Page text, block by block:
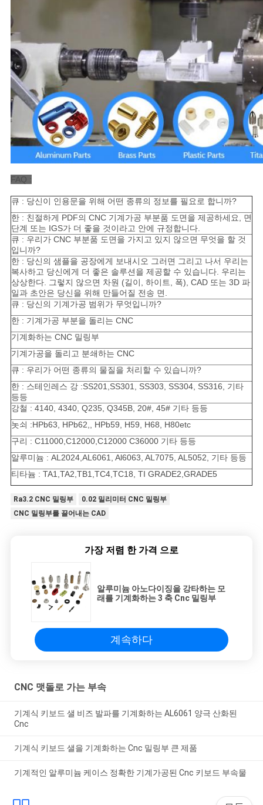
FAQ :
큐 : 당신이 인용문을 위해 어떤 종류의 정보를 필요로 합니까?
한 : 친절하게 PDF의 CNC 기계가공 부분품 도면을 제공하세요, 면
단계 또는 IGS가 더 좋을 것이라고 안에 규정합니다.
큐 : 우리가 CNC 부분품 도면을 가지고 있지 않으면 무엇을 할 것
입니까?
한 : 당신의 샘플을 공장에게 보내시오 그러면 그리고 나서 우리는
복사하고 당신에게 더 좋은 솔루션을 제공할 수 있습니다. 우리는
상상한다. 그렇지 않으면 차원 (길이, 하이트, 폭), CAD 또는 3D 파
일과 초안은 당신을 위해 만들어질 전송 면.
큐 : 당신의 기계가공 범위가 무엇입니까?
한 : 기계가공 부분을 돌리는 CNC
기계화하는 CNC 밀링부
기계가공을 돌리고 분쇄하는 CNC
큐 : 우리가 어떤 종류의 물질을 처리할 수 있습니까?
한 : 스테인레스 강 :SS201,SS301, SS303, SS304, SS316, 기타
등등
강철 : 4140, 4340, Q235, Q345B, 20#, 45# 기타 등등
놋쇠 :HPb63, HPb62,, HPb59, H59, H68, H80etc
구리 : C11000,C12000,C12000 C36000 기타 등등
알루미늄 : AL2024,AL6061, Al6063, AL7075, AL5052, 기타 등등
티타늄 : TA1,TA2,TB1,TC4,TC18, TI GRADE2,GRADE5
Ra3.2 CNC 밀링부
0.02 밀리미터 CNC 밀링부
CNC 밀링부를 끌어내는 CAD
가장 저렴 한 가격 으로
알루미늄 아노다이징을 강타하는 모
래를 기계화하는 3 축 Cnc 밀링부
계속하다
CNC 맷돌로 가는 부속
기계식 키보드 샐 비즈 발파를 기계화하는 AL6061 양극 산화된
Cnc
기계식 키보드 샐을 기계화하는 Cnc 밀링부 큰 제품
기계적인 알루미늄 케이스 정확한 기계가공된 Cnc 키보드 부속물